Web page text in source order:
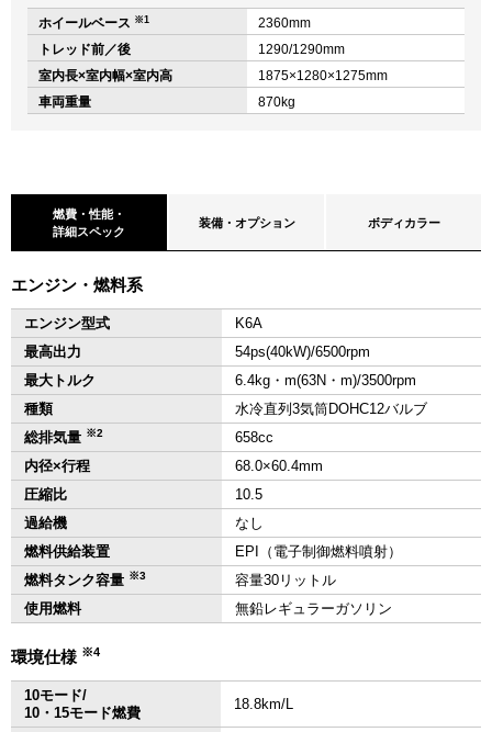
ホイールベース ※1
2360mm
トレッド前／後
1290/1290mm
室内長×室内幅×室内高
1875×1280×1275mm
車両重量
870kg
燃費・性能・
詳細スペック
装備・オプション ボディカラー
エンジン・燃料系
エンジン型式
K6A
最高出力
54ps(40kW)/6500rpm
最大トルク
6.4kg・m(63N・m)/3500rpm
種類
水冷直列3気筒DOHC12バルブ
総排気量 ※2
658cc
内径×行程
68.0×60.4mm
圧縮比
10.5
過給機
なし
燃料供給装置
EPI（電子制御燃料噴射）
燃料タンク容量 ※3
容量30リットル
使用燃料
無鉛レギュラーガソリン
環境仕様 ※4
10モード/
10・15モード燃費
18.8km/L